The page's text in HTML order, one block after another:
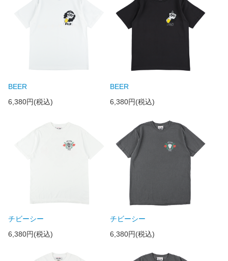
BEER
6,380円(税込)
BEER
6,380円(税込)
チビーシー
6,380円(税込)
チビーシー
6,380円(税込)